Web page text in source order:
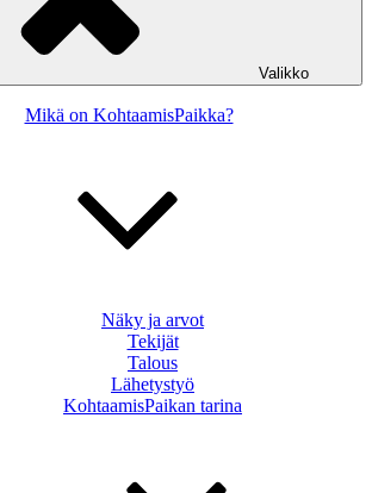
Valikko
Mikä on KohtaamisPaikka?
Näky ja arvot
Tekijät
Talous
Lähetystyö
KohtaamisPaikan tarina